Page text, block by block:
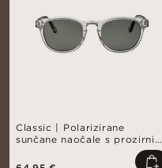
Classic | Polarizirane
sunčane naočale s prozirnim